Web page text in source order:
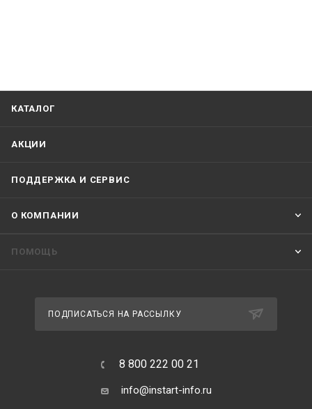
КАТАЛОГ
АКЦИИ
ПОДДЕРЖКА И СЕРВИС
О КОМПАНИИ
ПОМОЩЬ
ПОДПИСАТЬСЯ НА РАССЫЛКУ
8 800 222 00 21
info@instart-info.ru